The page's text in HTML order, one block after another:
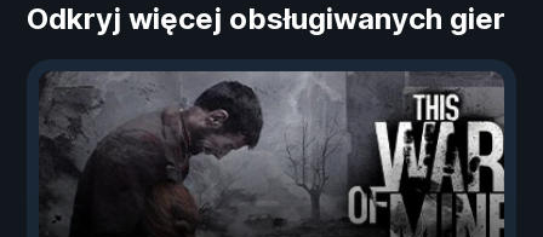
Odkryj więcej obsługiwanych gier